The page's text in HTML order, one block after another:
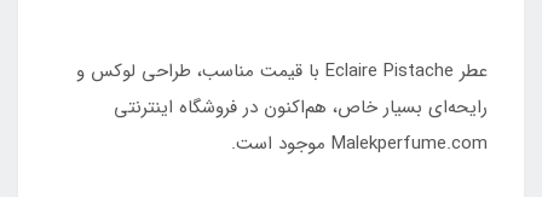
عطر Eclaire Pistache با قیمت مناسب، طراحی لوکس و
رایحه‌ای بسیار خاص، هم‌اکنون در فروشگاه اینترنتی
Malekperfume.com موجود است.